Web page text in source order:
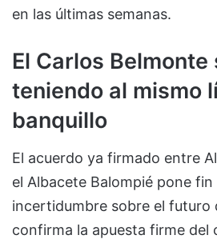
en las últimas semanas.
El Carlos Belmonte
teniendo al mismo
banquillo
El acuerdo ya firmado entre
el Albacete Balompié pone
incertidumbre sobre el futuro
confirma la apuesta firme del